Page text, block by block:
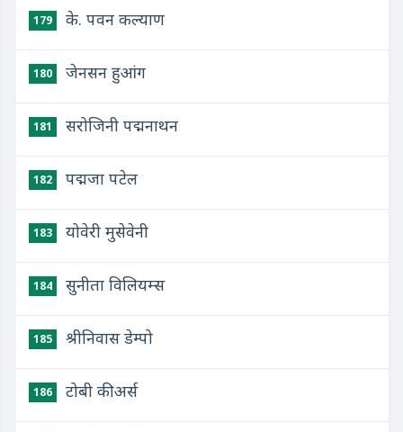
179 के. पवन कल्याण
180 जेनसन हुआंग
181 सरोजिनी पद्मनाथन
182 पद्मजा पटेल
183 योवेरी मुसेवेनी
184 सुनीता विलियम्स
185 श्रीनिवास डेम्पो
186 टोबी कीअर्स